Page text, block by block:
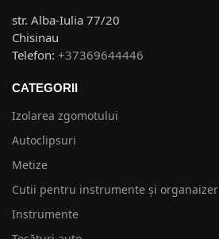
str. Alba-Iulia 77/20
Chisinau
Telefon: +37369644446
CATEGORII
Izolarea zgomotului
Autoclipsuri
Metize
Cutii pentru instrumente și organaizer
Instrumente